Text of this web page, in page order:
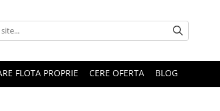
FLOTA PROPRIE CERE OFERTA BLOG